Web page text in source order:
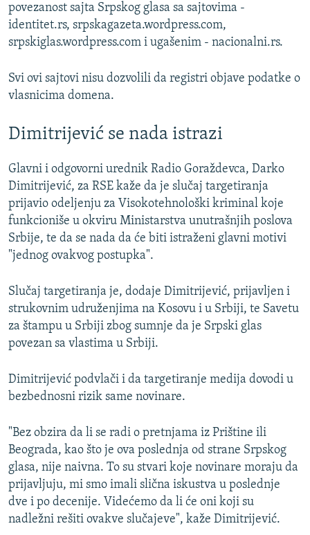
povezanost sajta Srpskog glasa sa sajtovima -
identitet.rs, srpskagazeta.wordpress.com,
srpskiglas.wordpress.com i ugašenim - nacionalni.rs.
Svi ovi sajtovi nisu dozvolili da registri objave podatke o
vlasnicima domena.
Dimitrijević se nada istrazi
Glavni i odgovorni urednik Radio Goraždevca, Darko
Dimitrijević, za RSE kaže da je slučaj targetiranja
prijavio odeljenju za Visokotehnološki kriminal koje
funkcioniše u okviru Ministarstva unutrašnjih poslova
Srbije, te da se nada da će biti istraženi glavni motivi
"jednog ovakvog postupka".
Slučaj targetiranja je, dodaje Dimitrijević, prijavljen i
strukovnim udruženjima na Kosovu i u Srbiji, te Savetu
za štampu u Srbiji zbog sumnje da je Srpski glas
povezan sa vlastima u Srbiji.
Dimitrijević podvlači i da targetiranje medija dovodi u
bezbednosni rizik same novinare.
"Bez obzira da li se radi o pretnjama iz Prištine ili
Beograda, kao što je ova poslednja od strane Srpskog
glasa, nije naivna. To su stvari koje novinare moraju da
prijavljuju, mi smo imali slična iskustva u poslednje
dve i po decenije. Videćemo da li će oni koji su
nadležni rešiti ovakve slučajeve", kaže Dimitrijević.